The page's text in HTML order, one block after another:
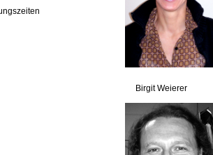
Birgit Weierer